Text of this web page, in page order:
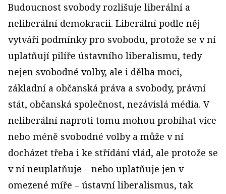
Budoucnost svobody rozlišuje liberální a
neliberální demokracii. Liberální podle něj
vytváří podmínky pro svobodu, protože se v ní
uplatňují pilíře ústavního liberalismu, tedy
nejen svobodné volby, ale i dělba moci,
základní a občanská práva a svobody, právní
stát, občanská společnost, nezávislá média. V
neliberální naproti tomu mohou probíhat více
nebo méně svobodné volby a může v ní
docházet třeba i ke střídání vlád, ale protože se
v ní neuplatňuje – nebo uplatňuje jen v
omezené míře – ústavní liberalismus, tak